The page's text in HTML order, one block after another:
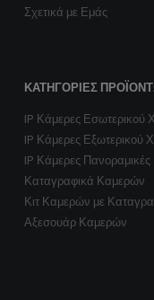
Σχετικά με Εμάς
ΚΑΤΗΓΟΡΊΕΣ
IP Κάμερες Εσωτερικού
IP Κάμερες Εξωτερικού
IP Κάμερες Πανοραμικές
Καταγραφικά Καμερών
Κιτ Καμερών με
Αξεσουάρ Καμερών